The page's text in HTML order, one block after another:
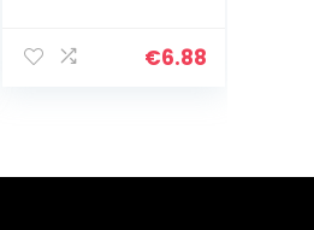
Teelichtdochte
Candle…
€6.88